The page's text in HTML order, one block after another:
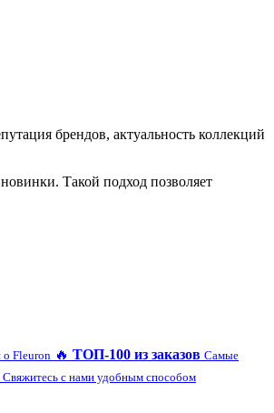
брендов, актуальность коллекций
Такой подход позволяет
о Fleuron 🔥 ТОП-100 из заказов Самые
Свяжитесь с нами удобным способом